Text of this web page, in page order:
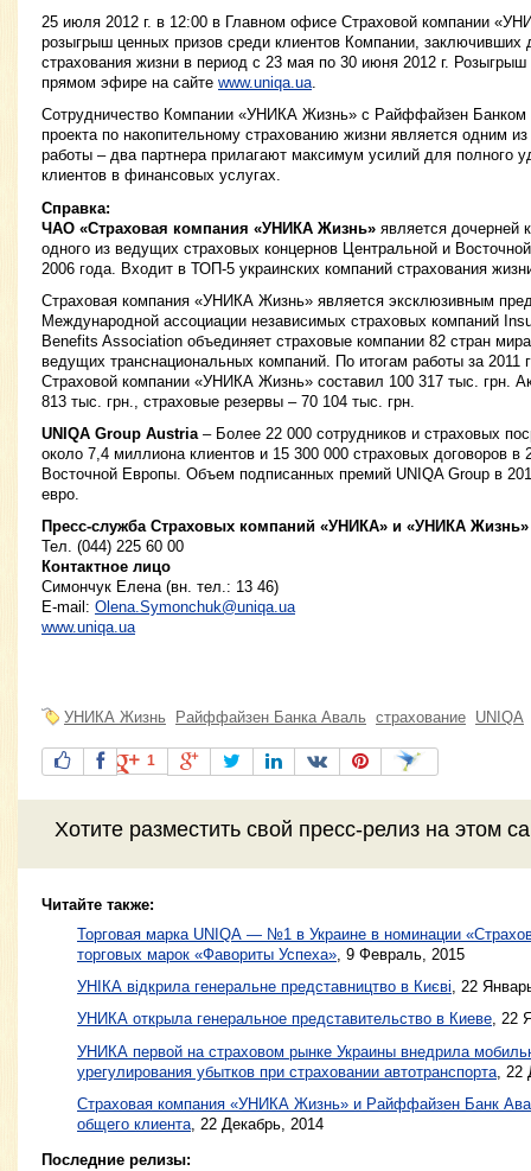
25 июля 2012 г. в 12:00 в Главном офисе Страховой компании
розыгрыш ценных призов среди клиентов Компании, заключивших
страхования жизни в период с 23 мая по 30 июня 2012 г. Розыгрыш
прямом эфире на сайте www.uniqa.ua.
Сотрудничество Компании «УНИКА Жизнь» с Райффайзен Банком
проекта по накопительному страхованию жизни является одним
работы – два партнера прилагают максимум усилий для полного
клиентов в финансовых услугах.
Справка:
ЧАО «Страховая компания «УНИКА Жизнь» является дочерней
одного из ведущих страховых концернов Центральной и
2006 года. Входит в ТОП-5 украинских компаний страхования
Страховая компания «УНИКА Жизнь» является эксклюзивным
Международной ассоциации независимых страховых компаний
Benefits Association объединяет страховые компании 82 стран
ведущих транснациональных компаний. По итогам работы за 2011
Страховой компании «УНИКА Жизнь» составил 100 317 тыс. грн.
813 тыс. грн., страховые резервы – 70 104 тыс. грн.
UNIQA Group Austria– Более 22 000 сотрудников и страховых
около 7,4 миллиона клиентов и 15 300 000 страховых договоров в
Восточной Европы. Объем подписанных премий UNIQA Group в
евро.
Пресс-служба Страховых компаний «УНИКА» и «УНИКА Жизнь»
Тел. (044) 225 60 00
Контактное лицо
Симончук Елена (вн. тел.: 13 46)
E-mail: Olena.Symonchuk@uniqa.ua
www.uniqa.ua
УНИКА Жизнь Райффайзен Банка Аваль страхование UNIQA
1
Хотите разместить свой пресс-релиз на этом
Читайте также:
Торговая марка UNIQA — №1 в Украине в номинации
торговых марок «Фавориты Успеха» 9 Февраль, 2015
УНІКА відкрила генеральне представництво в Києві, 22
УНИКА открыла генеральное представительство в Киеве, 22
УНИКА первой на страховом рынке Украины внедрила
урегулирования убытков при страховании автотранспорта 22
Страховая компания «УНИКА Жизнь» и Райффайзен Банк
общего клиента 22 Декабрь, 2014
Последние релизы: